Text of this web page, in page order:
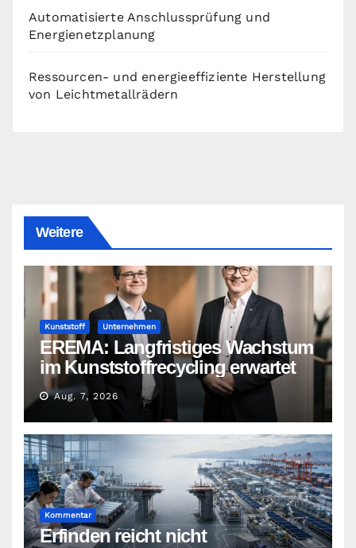
Automatisierte Anschlussprüfung und
Energienetzplanung
Ressourcen- und energieeffiziente Herstellung
von Leichtmetallrädern
Weitere
Kunststoff Unternehmen
EREMA: Langfristiges Wachstum
im Kunststoffrecycling erwartet
Aug. 7, 2026
Kommentar
Erfinden reicht nicht